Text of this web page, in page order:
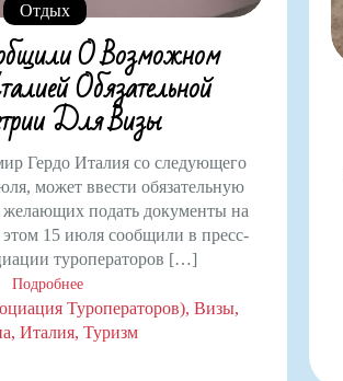
Отдых
О Возможном
Обязательной
Для Визы
Гердо Италия со следующего
может ввести обязательную
подать документы на
15 июля сообщили в пресс-
туроператоров […]
Подробнее
Туроператоров) Визы
Италия Туризм